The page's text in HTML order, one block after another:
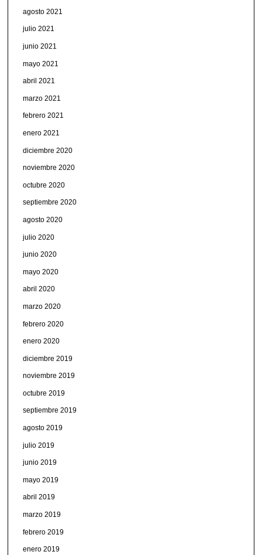
agosto 2021
julio 2021
junio 2021
mayo 2021
abril 2021
marzo 2021
febrero 2021
enero 2021
diciembre 2020
noviembre 2020
octubre 2020
septiembre 2020
agosto 2020
julio 2020
junio 2020
mayo 2020
abril 2020
marzo 2020
febrero 2020
enero 2020
diciembre 2019
noviembre 2019
octubre 2019
septiembre 2019
agosto 2019
julio 2019
junio 2019
mayo 2019
abril 2019
marzo 2019
febrero 2019
enero 2019